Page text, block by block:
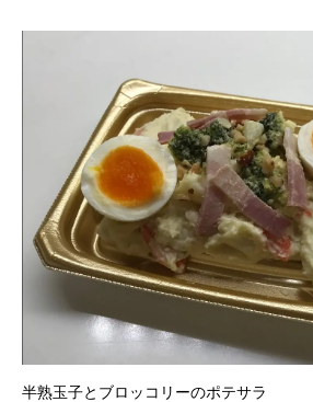
半熟玉子とブロッコリーのポテサラ